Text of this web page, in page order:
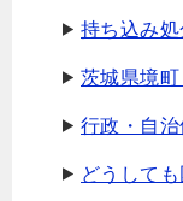
持ち込み処
茨城県境
行政・自
どうして